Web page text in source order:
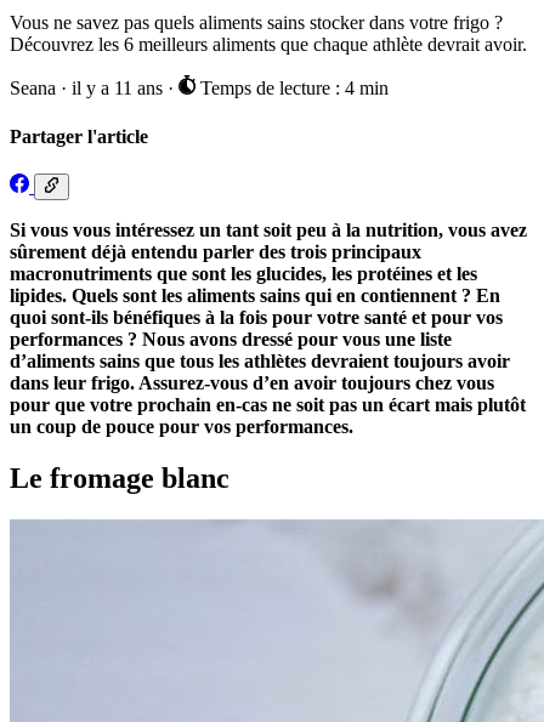
Vous ne savez pas quels aliments sains stocker dans votre frigo ?
Découvrez les 6 meilleurs aliments que chaque athlète devrait avoir.
Seana · il y a 11 ans · Temps de lecture : 4 min
Partager l'article
Si vous vous intéressez un tant soit peu à la nutrition, vous avez
sûrement déjà entendu parler des trois principaux
macronutriments que sont les glucides, les protéines et les
lipides. Quels sont les aliments sains qui en contiennent ? En
quoi sont-ils bénéfiques à la fois pour votre santé et pour vos
performances ? Nous avons dressé pour vous une liste
d’aliments sains que tous les athlètes devraient toujours avoir
dans leur frigo. Assurez-vous d’en avoir toujours chez vous
pour que votre prochain en-cas ne soit pas un écart mais plutôt
un coup de pouce pour vos performances.
Le fromage blanc